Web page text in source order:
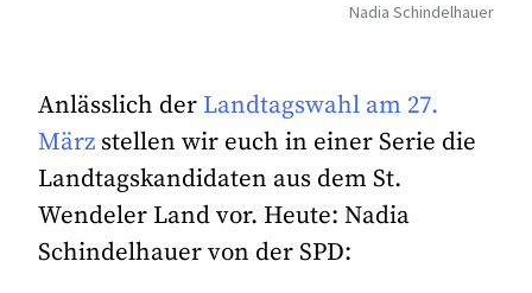
Nadia Schindelhauer
Anlässlich der Landtagswahl am 27.
März stellen wir euch in einer Serie die
Landtagskandidaten aus dem St.
Wendeler Land vor. Heute: Nadia
Schindelhauer von der SPD: